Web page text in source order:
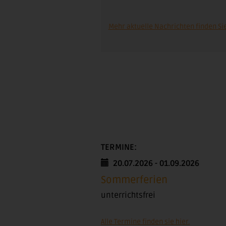
Mehr aktuelle Nachrichten finden
TERMINE:
20.07.2026 - 01.09.2026
Sommerferien
unterrichtsfrei
Alle Termine finden sie hier.